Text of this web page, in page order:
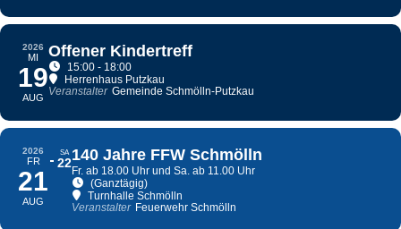
2026
MI
19
AUG
Offener Kindertreff
15:00 - 18:00
Herrenhaus Putzkau
Veranstalter Gemeinde Schmölln-Putzkau
2026
FR
21
AUG
SA
22140 Jahre FFW Schmölln
Fr. ab 18.00 Uhr und Sa. ab 11.00 Uhr
(Ganztägig)
Turnhalle Schmölln
Veranstalter Feuerwehr Schmölln